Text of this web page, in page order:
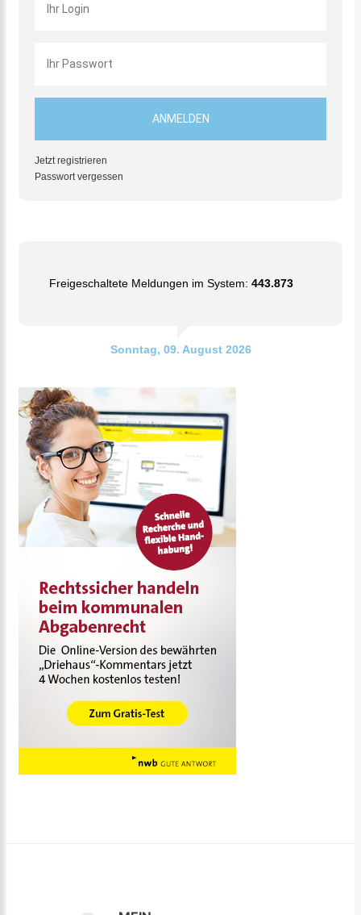
Jetzt registrieren
Passwort vergessen
Freigeschaltete Meldungen im System: 443.873
Sonntag, 09. August 2026